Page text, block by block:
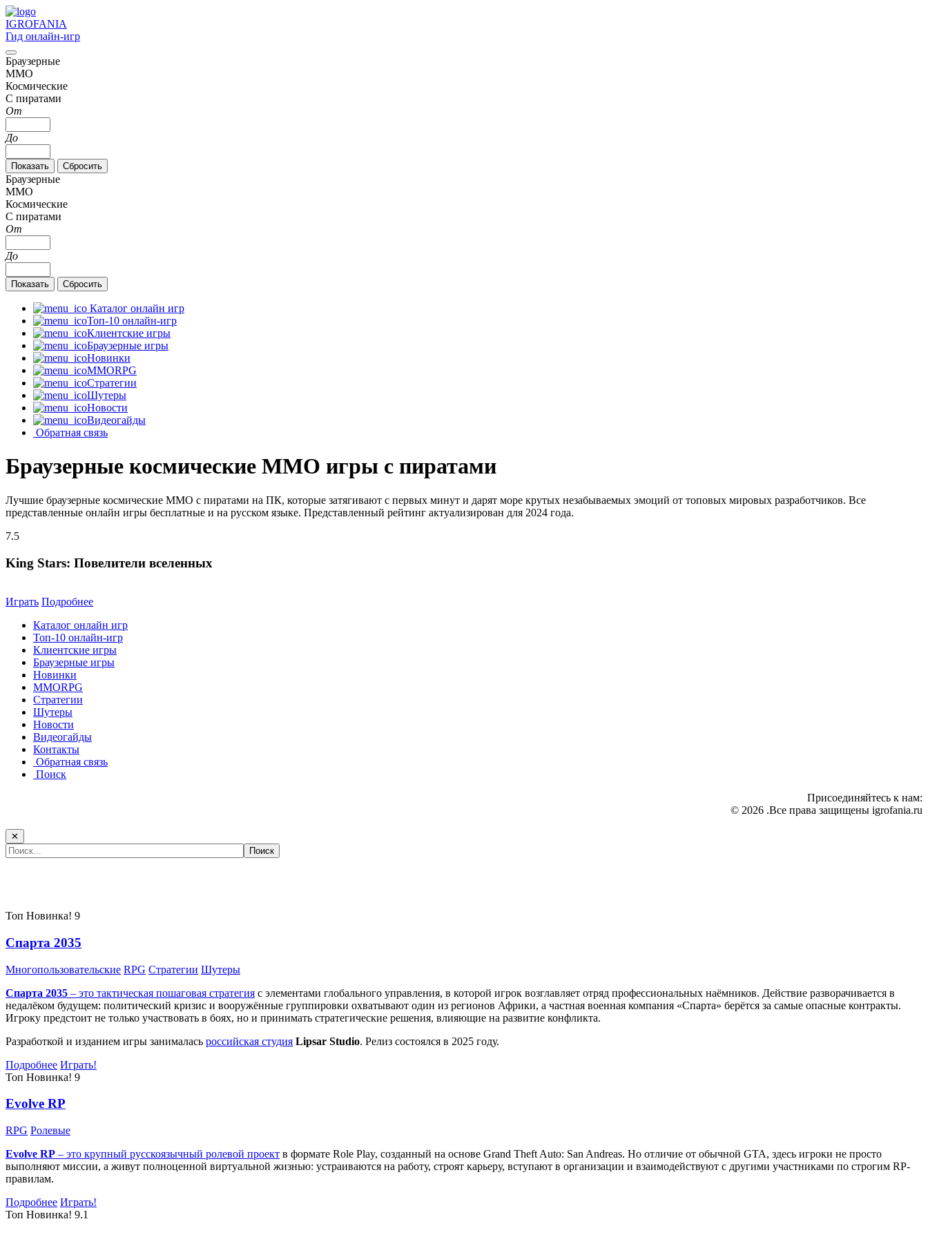
IGROFANIA
Гид онлайн-игр
Браузерные
MMO
Космические
С пиратами
От
До
Браузерные
MMO
Космические
С пиратами
От
До
Каталог онлайн игр
Топ-10 онлайн-игр
Клиентские игры
Браузерные игры
Новинки
MMORPG
Стратегии
Шутеры
Новости
Видеогайды
Обратная связь
Браузерные космические MMO игры с пиратами
Лучшие браузерные космические MMO с пиратами на ПК, которые затягивают с первых минут и дарят море крутых незабываемых эмоций от топовых мировых разработчиков. Все
представленные онлайн игры бесплатные и на русском языке. Представленный рейтинг актуализирован для 2024 года.
7.5
King Stars: Повелители вселенных
Играть Подробнее
Каталог онлайн игр
Топ-10 онлайн-игр
Клиентские игры
Браузерные игры
Новинки
MMORPG
Стратегии
Шутеры
Новости
Видеогайды
Контакты
Обратная связь
Поиск
Присоединяйтесь к нам:
© 2026 .Все права защищены igrofania.ru
✕
Топ Новинка! 9
Спарта 2035
Многопользовательские RPG Стратегии Шутеры
Спарта 2035 – это тактическая пошаговая стратегия с элементами глобального управления, в которой игрок возглавляет отряд профессиональных наёмников. Действие разворачивается в
недалёком будущем: политический кризис и вооружённые группировки охватывают один из регионов Африки, а частная военная компания «Спарта» берётся за самые опасные контракты.
Игроку предстоит не только участвовать в боях, но и принимать стратегические решения, влияющие на развитие конфликта.
Разработкой и изданием игры занималась российская студия Lipsar Studio. Релиз состоялся в 2025 году.
Подробнее Играть!
Топ Новинка! 9
Evolve RP
RPG Ролевые
Evolve RP – это крупный русскоязычный ролевой проект в формате Role Play, созданный на основе Grand Theft Auto: San Andreas. Но отличие от обычной GTA, здесь игроки не просто
выполняют миссии, а живут полноценной виртуальной жизнью: устраиваются на работу, строят карьеру, вступают в организации и взаимодействуют с другими участниками по строгим RP-
правилам.
Подробнее Играть!
Топ Новинка! 9.1